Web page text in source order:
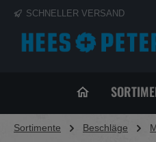
Zur
SCHNELLER VERSAND
Sortimente Beschläge